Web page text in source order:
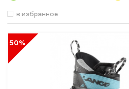
в избранное
50%